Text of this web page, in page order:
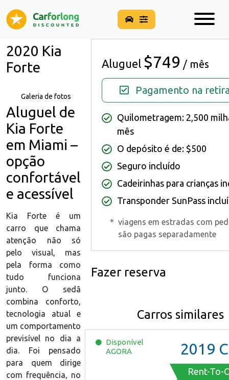
Aluguel $749 / mês
Pagamento na
Quilometragem: 2,500
mês
O depósito é de: $500
Seguro incluído
Cadeirinhas para crianças
Transponder SunPass
* viagens em estradas com
são pagas separadamente
Fazer reserva
Carros similares
Disponível
AGORA
2019
Rent-To-
2020 Kia
Forte
Galeria de fotos
Aluguel de
Kia Forte
em Miami –
opção
confortável
e acessível
Kia Forte é um
carro que chama
atenção não só
pelo visual, mas
pela forma como
tudo funciona
junto. O sedã
combina conforto,
tecnologia atual e
um comportamento
previsível no dia a
dia. Foi pensado
para quem dirige
com frequência, no